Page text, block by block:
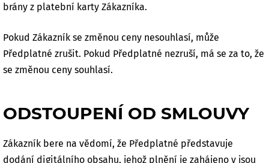
brány z platební karty Zákazníka.
Pokud Zákazník se změnou ceny nesouhlasí, může
Předplatné zrušit. Pokud Předplatné nezruší, má se za to, že
se změnou ceny souhlasí.
ODSTOUPENÍ OD SMLOUVY
Zákazník bere na vědomí, že Předplatné představuje
dodání digitálního obsahu, jehož plnění je zahájeno v jsou